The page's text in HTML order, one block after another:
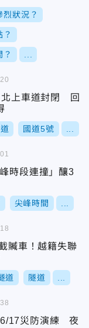
烈狀況？
？
？
北上車道封閉 回
國道5號
時段連撞」釀3
尖峰時間
贓車！越籍失聯
道 隧道
6/17災防演練 夜